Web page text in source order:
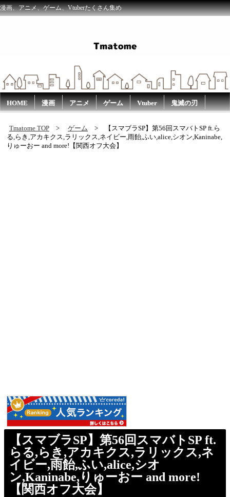
漫画、アニメ、ゲーム、Vtuberたくさん集め
HOME 漫画 アニメ ゲーム Vtuber 鬼滅の刃
Tmatome TOP ゲーム
【スマブラSP】第56回スマバトSP ft.ら
る,らき,アカキクス,ラリックス,ネイビー,雨飴,ふい,alice,シオン,Kaninabe,
りゅーおー and more!【関西オフ大会】
【スマブラSP】第56回スマバトSP ft.
らる,らき,アカキクス,ラリックス,ネ
イビー,雨飴,ふい,alice,シオ
ン,Kaninabe,りゅーおー and more!
【関西オフ大会】